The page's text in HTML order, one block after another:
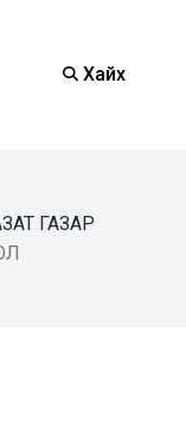
Хайх
ГАЗАР